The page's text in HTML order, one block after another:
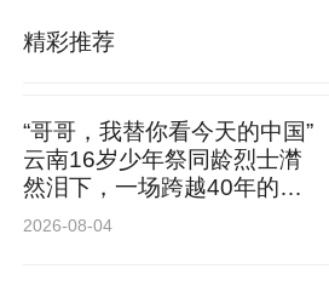
精彩推荐
“哥哥，我替你看今天的中国”
云南16岁少年祭同龄烈士潸
然泪下，一场跨越40年的青
春对话感动全网
2026-08-04